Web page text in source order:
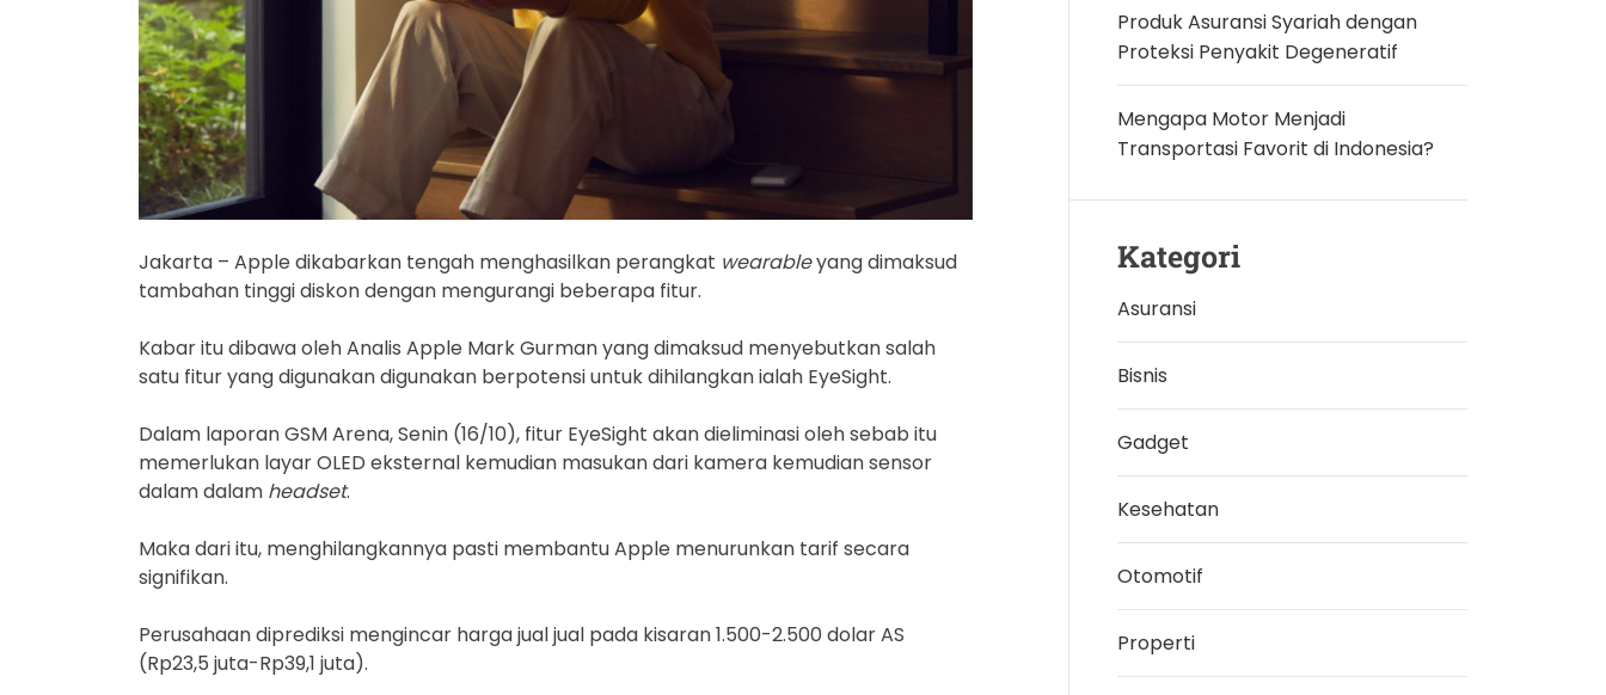
a
d
Jakarta – Apple dikabarkan tengah menghasilkan perangkat wearableyang dimaksud
tambahan tinggi diskon dengan mengurangi beberapa fitur.
Kabar itu dibawa oleh Analis Apple Mark Gurman yang dimaksud menyebutkan salah
satu fitur yang digunakan digunakan berpotensi untuk dihilangkan ialah EyeSight.
Dalam laporan GSM Arena, Senin (16/10), fitur EyeSight akan dieliminasi oleh sebab itu
memerlukan layar OLED eksternal kemudian masukan dari kamera kemudian sensor
dalam dalam headset.
Maka dari itu, menghilangkannya pasti membantu Apple menurunkan tarif secara
signifikan.
Perusahaan diprediksi mengincar harga jual jual pada kisaran 1.500-2.500 dolar AS
(Rp23,5 juta-Rp39,1 juta).
Produk Asuransi Syariah dengan
Proteksi Penyakit Degeneratif
Mengapa Motor Menjadi
Transportasi Favorit di Indonesia?
Kategori
Asuransi
Bisnis
Gadget
Kesehatan
Otomotif
Properti